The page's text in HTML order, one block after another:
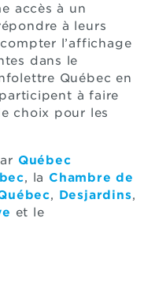
accès à un
à leurs
l’affichage
dans le
Québec en
à faire
choix pour les
Québec
, la Chambre de
, Desjardins,
et le